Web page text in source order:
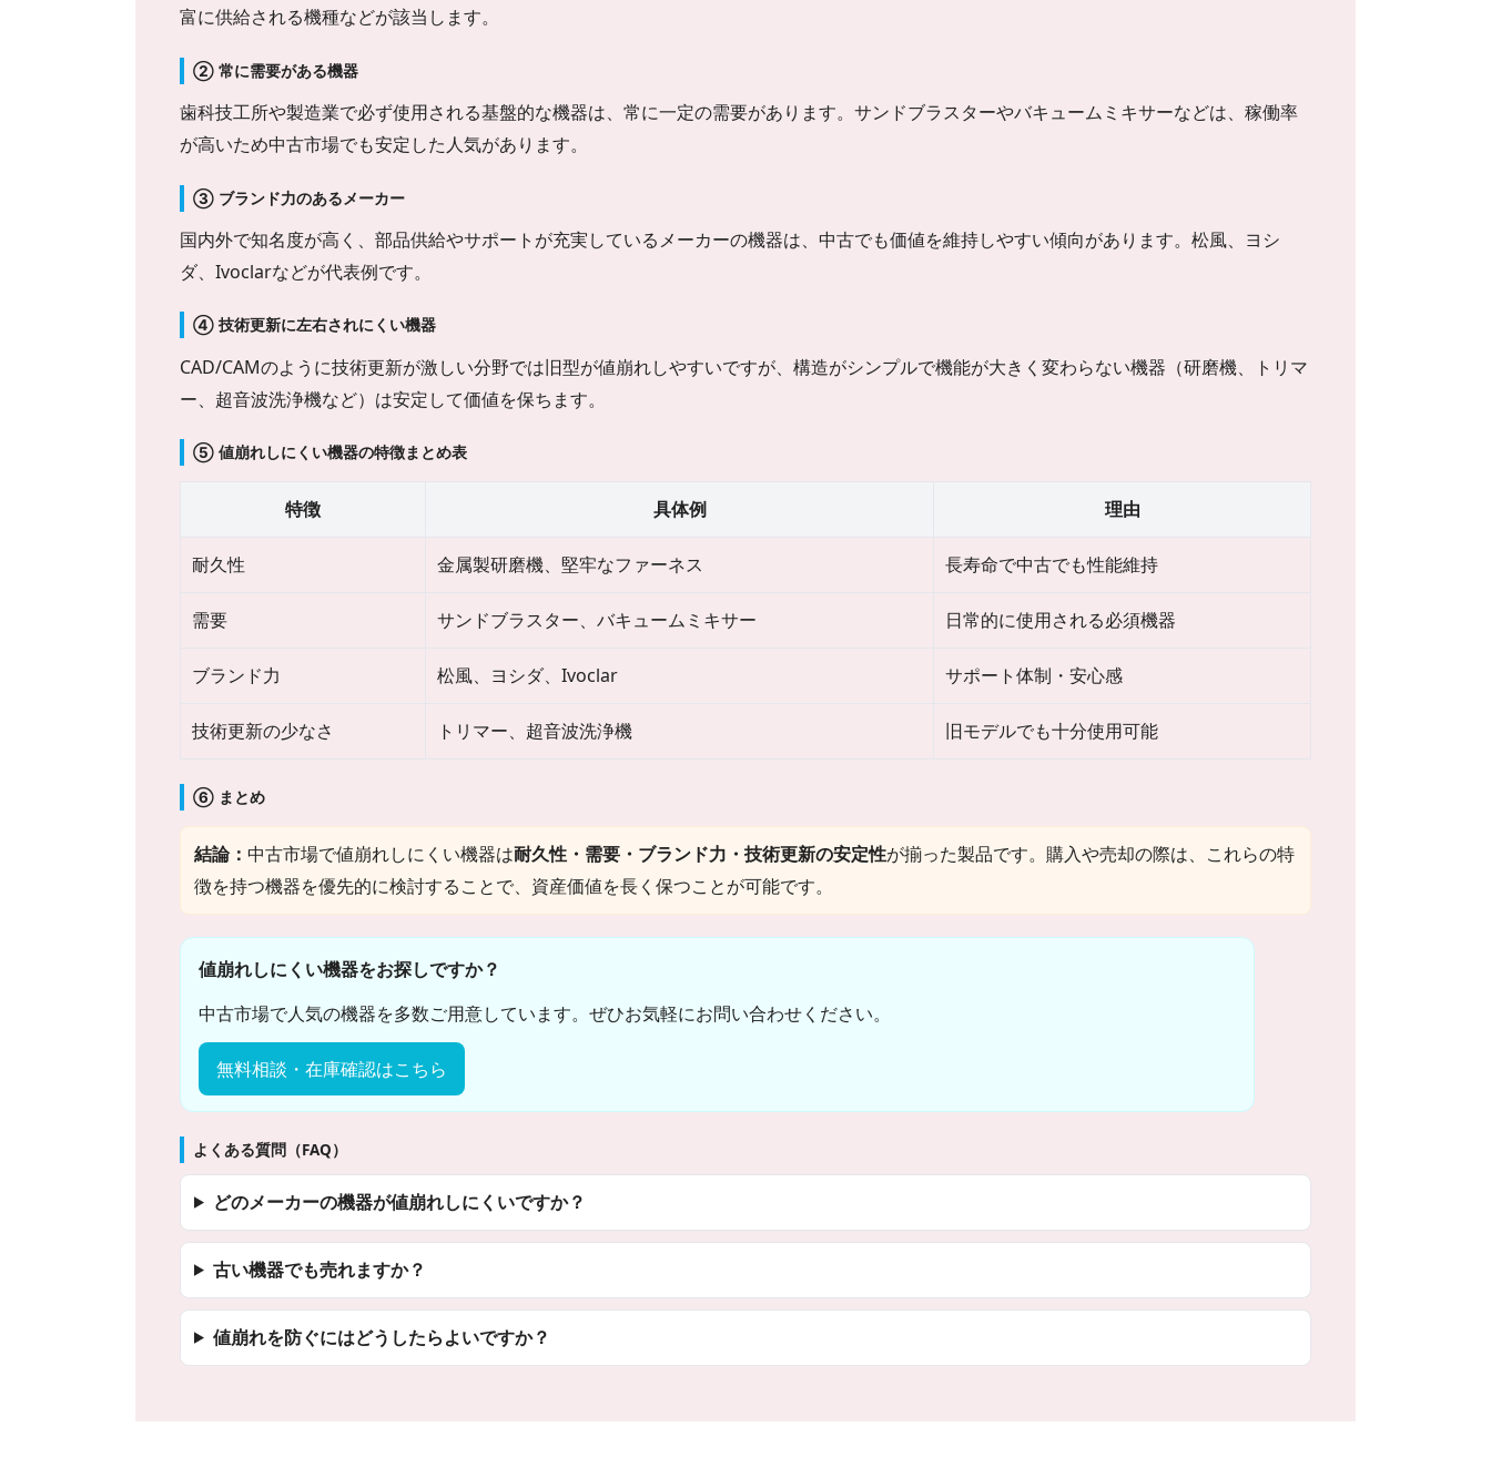
富に供給される機種などが該当します。
② 常に需要がある機器
歯科技工所や製造業で必ず使用される基盤的な機器は、常に一定の需要があります。サンドブラスターやバキュームミキサーなどは、稼働率
が高いため中古市場でも安定した人気があります。
③ ブランド力のあるメーカー
国内外で知名度が高く、部品供給やサポートが充実しているメーカーの機器は、中古でも価値を維持しやすい傾向があります。松風、ヨシ
ダ、Ivoclarなどが代表例です。
④ 技術更新に左右されにくい機器
CAD/CAMのように技術更新が激しい分野では旧型が値崩れしやすいですが、構造がシンプルで機能が大きく変わらない機器（研磨機、トリマ
ー、超音波洗浄機など）は安定して価値を保ちます。
⑤ 値崩れしにくい機器の特徴まとめ表
特徴 具体例 理由
耐久性 金属製研磨機、堅牢なファーネス 長寿命で中古でも性能維持
需要 サンドブラスター、バキュームミキサー 日常的に使用される必須機器
ブランド力 松風、ヨシダ、Ivoclar サポート体制・安心感
技術更新の少なさ トリマー、超音波洗浄機 旧モデルでも十分使用可能
⑥ まとめ
結論： 中古市場で値崩れしにくい機器は耐久性・需要・ブランド力・技術更新の安定性が揃った製品です。購入や売却の際は、これらの特
徴を持つ機器を優先的に検討することで、資産価値を長く保つことが可能です。
値崩れしにくい機器をお探しですか？
中古市場で人気の機器を多数ご用意しています。ぜひお気軽にお問い合わせください。
無料相談・在庫確認はこちら
よくある質問（FAQ）
どのメーカーの機器が値崩れしにくいですか？
古い機器でも売れますか？
値崩れを防ぐにはどうしたらよいですか？